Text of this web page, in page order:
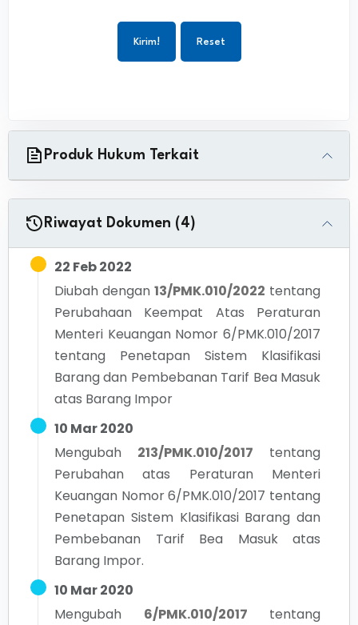
Kirim! Reset
Produk Hukum Terkait
Riwayat Dokumen (4)
22 Feb 2022
Diubah dengan 13/PMK.010/2022 tentang
Perubahaan Keempat Atas Peraturan
Menteri Keuangan Nomor 6/PMK.010/2017
tentang Penetapan Sistem Klasifikasi
Barang dan Pembebanan Tarif Bea Masuk
atas Barang Impor
10 Mar 2020
Mengubah
213/PMK.010/2017
tentang
Perubahan atas Peraturan Menteri
Keuangan Nomor 6/PMK.010/2017 tentang
Penetapan Sistem Klasifikasi Barang dan
Pembebanan Tarif Bea Masuk atas
Barang Impor.
10 Mar 2020
Mengubah
6/PMK.010/2017
tentang